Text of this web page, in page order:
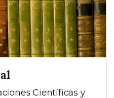
Científicas y